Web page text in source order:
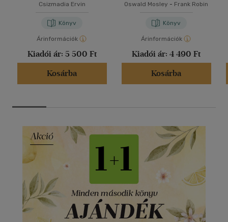
Csizmadia Ervin
Könyv
Árinformációk
Kiadói ár: 5 500 Ft
Kosárba
Oswald Mosley - Frank Robin
Könyv
Árinformációk
Kiadói ár: 4 490 Ft
Kosárba